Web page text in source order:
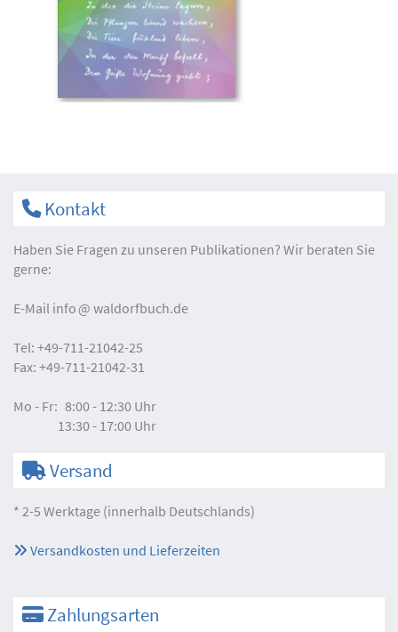
Kontakt
Haben Sie Fragen zu unseren Publikationen? Wir beraten Sie
gerne:
E-Mail info waldorfbuch.de
Tel: +49-711-21042-25
Fax: +49-711-21042-31
Mo - Fr: 8:00 - 12:30 Uhr
13:30 - 17:00 Uhr
Versand
* 2-5 Werktage (innerhalb Deutschlands)
Versandkosten und Lieferzeiten
Zahlungsarten